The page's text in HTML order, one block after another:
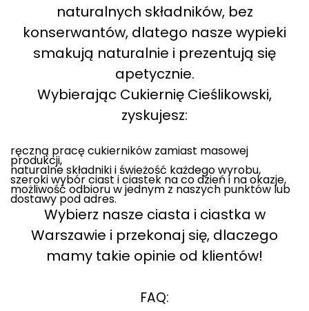
naturalnych składników, bez
konserwantów, dlatego nasze wypieki
smakują naturalnie i prezentują się
apetycznie.
Wybierając Cukiernię Cieślikowski,
zyskujesz:
ręczną pracę cukierników zamiast masowej
produkcji,
naturalne składniki i świeżość każdego wyrobu,
szeroki wybór ciast i ciastek na co dzień i na okazje,
możliwość odbioru w jednym z naszych punktów lub
dostawy pod adres.
Wybierz nasze ciasta i ciastka w
Warszawie i przekonaj się, dlaczego
mamy takie opinie od klientów!
FAQ: